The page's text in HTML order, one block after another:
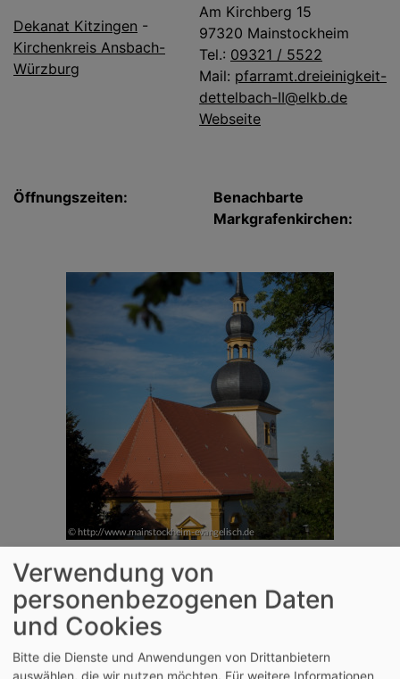
Dekanat Kitzingen -
Kirchenkreis Ansbach-
Würzburg
Am Kirchberg 15
97320 Mainstockheim
Tel.: 09321 / 5522
Mail: pfarramt.dreieinigkeit-
dettelbach-II@elkb.de
Webseite
Öffnungszeiten:
Benachbarte
Markgrafenkirchen:
Verwendung von
personenbezogenen Daten
und Cookies
Bitte die Dienste und Anwendungen von Drittanbietern
auswählen, die wir nutzen möchten. Für weitere Informationen